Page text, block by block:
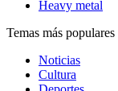
Heavy metal
Temas más populares
Noticias
Cultura